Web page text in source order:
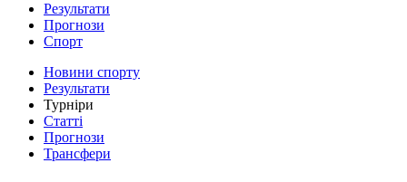
Результати
Прогнози
Спорт
Новини спорту
Результати
Турніри
Статті
Прогнози
Трансфери